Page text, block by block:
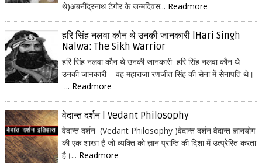
थे)अबनींद्रनाथ टैगोर के जन्मदिवस... Readmore
हरि सिंह नलवा कौन थे उनकी जानकारी |Hari Singh
Nalwa: The Sikh Warrior
हरि सिंह नलवा कौन थे उनकी जानकारी हरि सिंह नलवा कौन थे
उनकी जानकारी वह महाराजा रणजीत सिंह की सेना में सेनापति थे।
... Readmore
वेदान्त दर्शन | Vedant Philosophy
वेदान्त दर्शन (Vedant Philosophy )वेदान्त दर्शन वेदान्त ज्ञानयोग
की एक शाखा है जो व्यक्ति को ज्ञान प्राप्ति की दिशा में उत्प्रेरित करता
है।... Readmore